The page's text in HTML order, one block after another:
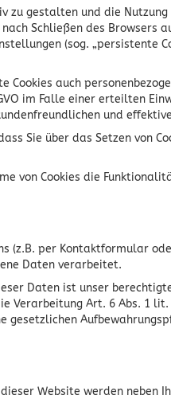
zu gestalten und die
Schließen des Browsers
(sog. „persistente
Cookies auch
im Falle einer erteilten
und
Sie über das Setzen von
von Cookies die
(z.B. per Kontaktformular
Daten verarbeitet.
Daten ist unser
Verarbeitung Art. 6 Abs. 1
gesetzlichen
Website werden